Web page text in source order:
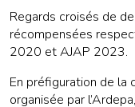
Regards croisés de
récompensées
2020 et AJAP 2023.
En préfiguration de la
organisée par